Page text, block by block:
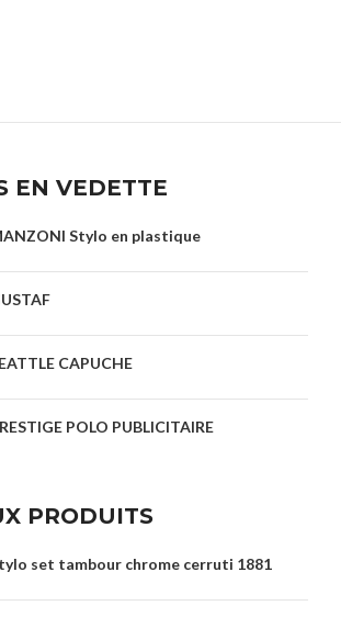
EN VEDETTE
Stylo en plastique
CAPUCHE
POLO PUBLICITAIRE
PRODUITS
set tambour chrome cerruti 1881